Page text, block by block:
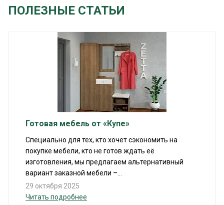
ПОЛЕЗНЫЕ СТАТЬИ
Готовая мебель от «Купе»
Специально для тех, кто хочет сэкономить на
покупке мебели, кто не готов ждать её
изготовления, мы предлагаем альтернативный
вариант заказной мебели –...
29 октября 2025
Читать подробнее